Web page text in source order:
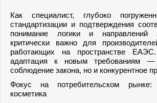
Как специалист, глубоко
стандартизации и подтверждения
понимание логики и направлений
критически важно для
работающих на пространстве ЕАЭС.
адаптация к новым требованиям
соблюдение закона, но и конкурентное
Фокус на потребительском
косметика